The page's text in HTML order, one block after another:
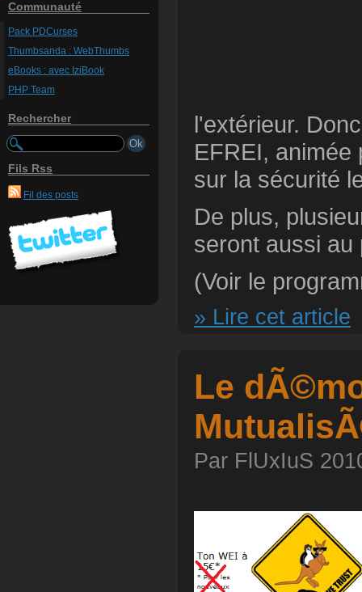
Communauté
Pack PDCurses
Thumbsanda : WebThumbs
eBooks : avec IziBook
PHP Team
Rechercher
Fils Rss
Fil des posts
l'extérieur.
EFREI, animée
sur la sécurité
De plus,
seront aussi au
(Voir le
» Lire cet article
Le
Par FlUxIuS